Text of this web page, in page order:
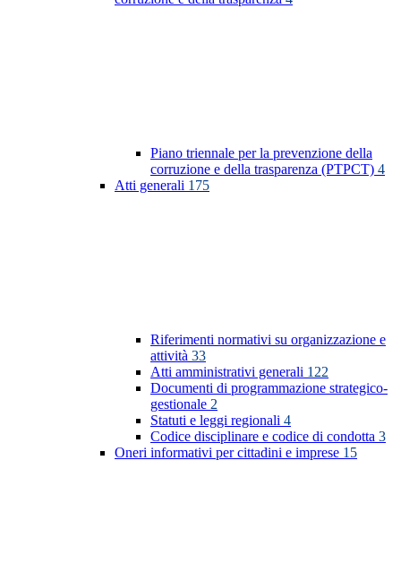
Piano triennale per la prevenzione della
corruzione e della trasparenza (PTPCT) 4
Atti generali 175
Riferimenti normativi su organizzazione e
attività 33
Atti amministrativi generali 122
Documenti di programmazione strategico-
gestionale 2
Statuti e leggi regionali 4
Codice disciplinare e codice di condotta 3
Oneri informativi per cittadini e imprese 15